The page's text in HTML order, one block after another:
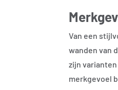
Van een
wanden van
zijn
merkgevoel